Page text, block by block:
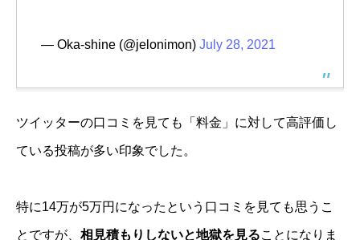
— Oka-shine (@jelonimon) July 28, 2021
ツイッターの口コミを見ても「料金」に対して高評価し
ている投稿が多い印象でした。
特に14万が5万円になったという口コミを見ても思うこ
とですが、 相見積もりしないと地獄を見ることになりま